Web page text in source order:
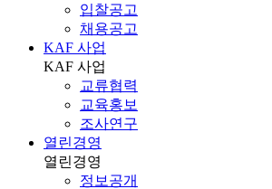
입찰공고
채용공고
KAF 사업
KAF 사업
교류협력
교육홍보
조사연구
열린경영
열린경영
정보공개